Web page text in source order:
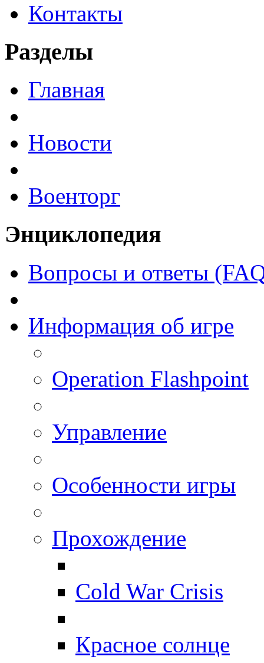
Контакты
Разделы
Главная
Новости
Военторг
Энциклопедия
Вопросы и ответы
Информация об игре
Operation Flashpoint
Управление
Особенности игры
Прохождение
Cold War Crisis
Красное солнце